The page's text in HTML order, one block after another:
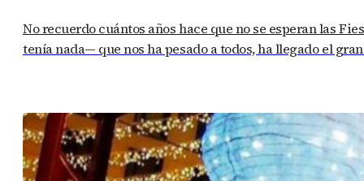
No recuerdo cuántos años hace que no se esperan las
tenía nada— que nos ha pesado a todos, ha llegado el